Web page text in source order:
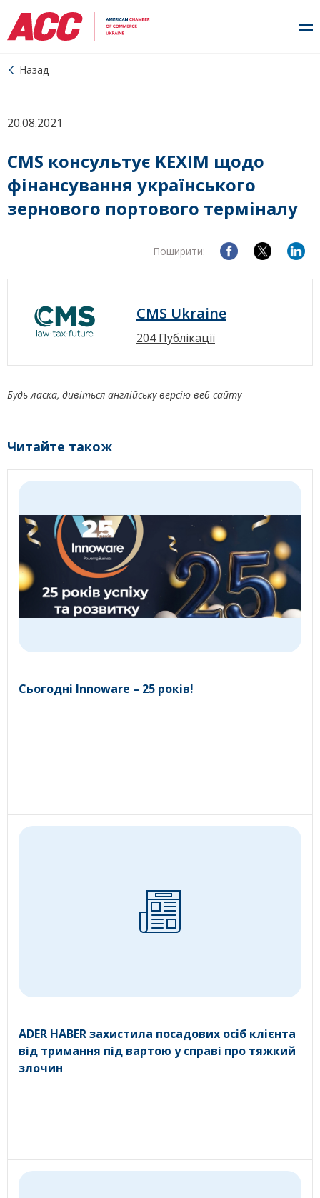
Назад
20.08.2021
CMS консультує KEXIM щодо
фінансування українського
зернового портового терміналу
Поширити:
CMS Ukraine
204 Публікації
Будь ласка, дивіться англійську версію веб-сайту
Читайте також
Сьогодні Innoware – 25 років!
ADER HABER захистила посадових осіб клієнта
від тримання під вартою у справі про тяжкий
злочин